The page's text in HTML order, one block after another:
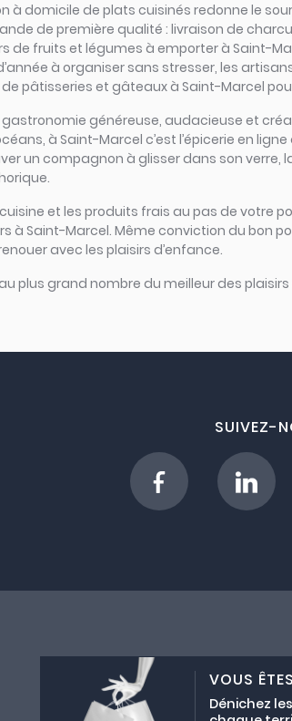
domicile de plats cuisinés redonne le
de première qualité : livraison de
fruits et légumes à emporter à Saint-
à organiser sans stresser, les
pâtisseries et gâteaux à Saint-Marcel
généreuse, audacieuse et
à Saint-Marcel c’est l’épicerie en
un compagnon à glisser dans son verre,
et les produits frais au pas de votre
à Saint-Marcel. Même conviction du bon
avec les plaisirs d’enfance.
plus grand nombre du meilleur des
SUIVEZ-
VOUS
Dénichez